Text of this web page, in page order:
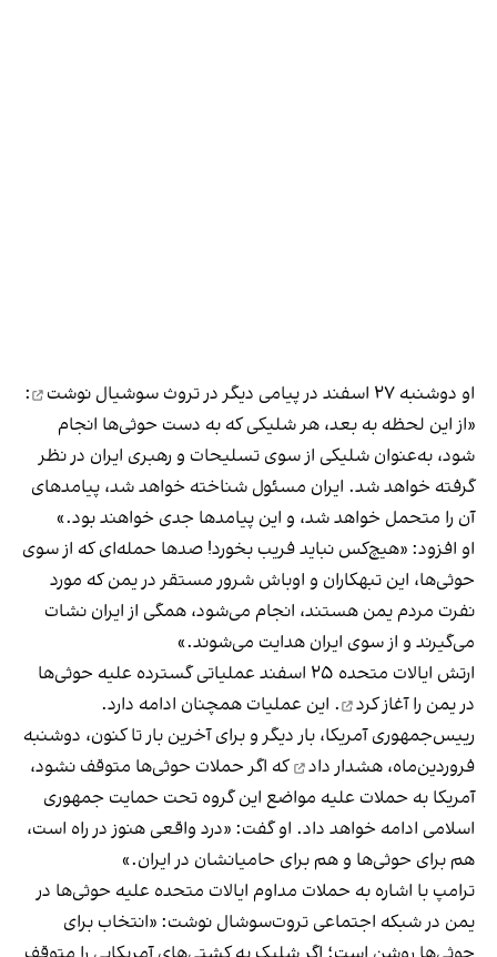
او دوشنبه ۲۷ اسفند در پیامی دیگر در تروث سوشیال نوشت
:
«از این لحظه به بعد، هر شلیکی که به دست حوثی‌ها انجام
شود، به‌عنوان شلیکی از سوی تسلیحات و رهبری ایران در نظر
گرفته خواهد شد. ایران مسئول شناخته خواهد شد، پیامدهای
آن را متحمل خواهد شد، و این پیامدها جدی خواهند بود.»
او افزود: «هیچ‌کس نباید فریب بخورد! صدها حمله‌ای که از سوی
حوثی‌ها، این تبهکاران و اوباش شرور مستقر در یمن که مورد
نفرت مردم یمن هستند، انجام می‌شود، همگی از ایران نشات
می‌گیرند و از سوی ایران هدایت می‌شوند.»
ارتش ایالات متحده ۲۵ اسفند عملیاتی گسترده علیه حوثی‌ها
در یمن راآغاز کرد
. این عملیات همچنان ادامه دارد.
رییس‌جمهوری آمریکا، بار دیگر و برای آخرین بار تا کنون، دوشنبه
فروردین‌ماه، هشدار داد
که اگر حملات حوثی‌ها متوقف نشود،
آمریکا به حملات علیه مواضع این گروه تحت حمایت جمهوری
اسلامی ادامه خواهد داد. او گفت: «درد واقعی هنوز در راه است،
هم برای حوثی‌ها و هم برای حامیانشان در ایران.»
ترامپ با اشاره به حملات مداوم ایالات متحده علیه حوثی‌ها در
یمن در شبکه اجتماعی تروت‌سوشال نوشت: «انتخاب برای